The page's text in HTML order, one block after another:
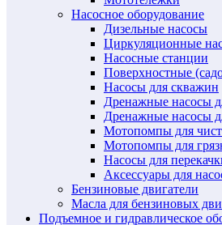
Насосное оборудование
Дизельные насосы
Циркуляционные
Насосные станции
Поверхностные
Насосы для скважин
Дренажные насосы
Дренажные насосы
Мотопомпы для
Мотопомпы для
Насосы для
Аксессуары для
Бензиновые двигатели
Масла для бензиновых
Подъемное и гидравлическое